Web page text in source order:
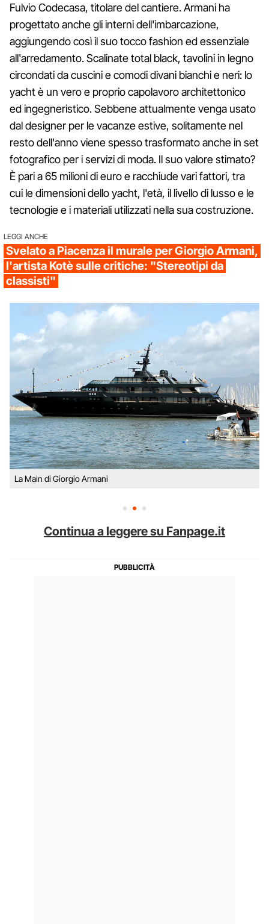
Fulvio Codecasa, titolare del cantiere. Armani ha
progettato anche gli interni dell'imbarcazione,
aggiungendo così il suo tocco fashion ed essenziale
all'arredamento. Scalinate total black, tavolini in legno
circondati da cuscini e comodi divani bianchi e neri: lo
yacht è un vero e proprio capolavoro architettonico
ed ingegneristico. Sebbene attualmente venga usato
dal designer per le vacanze estive, solitamente nel
resto dell'anno viene spesso trasformato anche in set
fotografico per i servizi di moda. Il suo valore stimato?
È pari a 65 milioni di euro e racchiude vari fattori, tra
cui le dimensioni dello yacht, l'età, il livello di lusso e le
tecnologie e i materiali utilizzati nella sua costruzione.
LEGGI ANCHE
Svelato a Piacenza il murale per Giorgio Armani,
l'artista Kotè sulle critiche: "Stereotipi da
classisti"
La Main di Giorgio Armani
Continua a leggere su Fanpage.it